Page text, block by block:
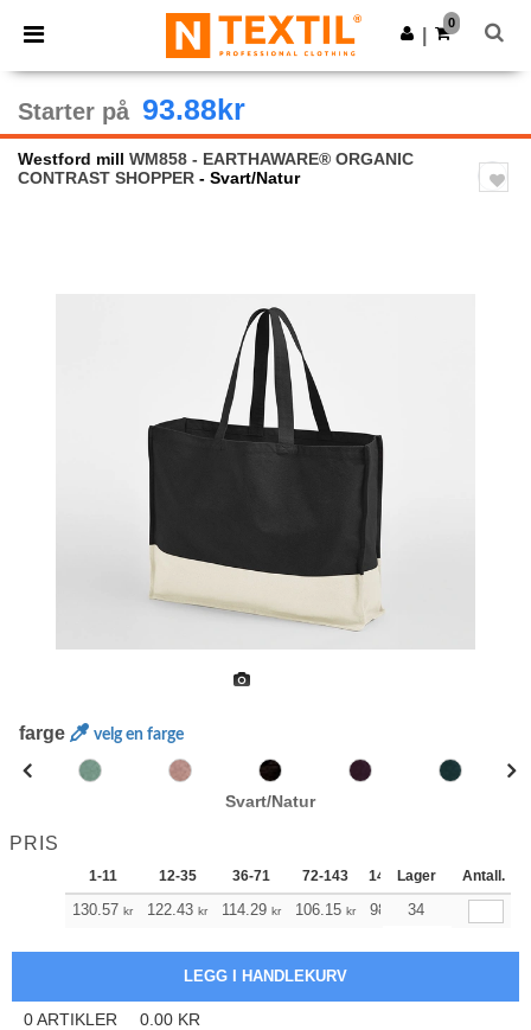
× Ntextil-app
Bedre priser i appen!
Last ned app
0
Starter på 93.88kr
Westford mill WM858 - EARTHAWARE® ORGANIC
CONTRAST SHOPPER - Svart/Natur
farge velg en farge
Svart/Natur
PRIS
1-11 12-35 36-71 72-143 144-287 288 +
Lager Antall.
130.57 kr 122.43 kr 114.29 kr 106.15 kr 98.01 kr
34
0ARTIKLER 0.00 KR